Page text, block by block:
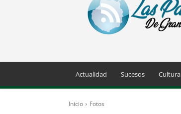
Las
Palmas
de
Actualidad Sucesos Cultura
Inicio Fotos